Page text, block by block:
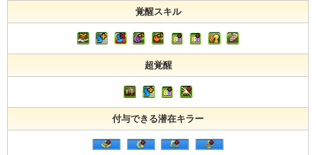
覚醒スキル
超覚醒
付与できる潜在キラー